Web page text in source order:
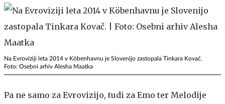
Na Evroviziji leta 2014 v Köbenhavnu je Slovenijo zastopala Tinkara Kovač.
Foto: Osebni arhiv Alesha Maatka
Pa ne samo za Evrovizijo, tudi za Emo ter Melodije